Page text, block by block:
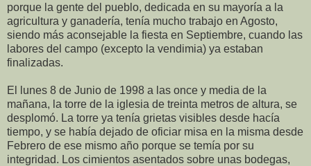
porque la gente del pueblo, dedicada en su mayoría a la
agricultura y ganadería, tenía mucho trabajo en Agosto,
siendo más aconsejable la fiesta en Septiembre, cuando las
labores del campo (excepto la vendimia) ya estaban
finalizadas.
El lunes 8 de Junio de 1998 a las once y media de la
mañana, la torre de la iglesia de treinta metros de altura, se
desplomó. La torre ya tenía grietas visibles desde hacía
tiempo, y se había dejado de oficiar misa en la misma desde
Febrero de ese mismo año porque se temía por su
integridad. Los cimientos asentados sobre unas bodegas,